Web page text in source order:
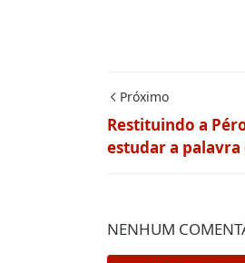
Próximo
Restituindo a
estudar a palavra
NENHUM